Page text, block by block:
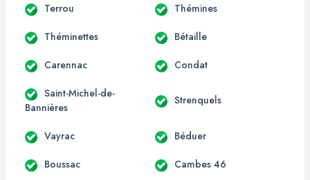
Terrou Thémines
Théminettes Bétaille
Carennac Condat
Saint-Michel-de-
Bannières
Strenquels
Vayrac Béduer
Boussac Cambes 46